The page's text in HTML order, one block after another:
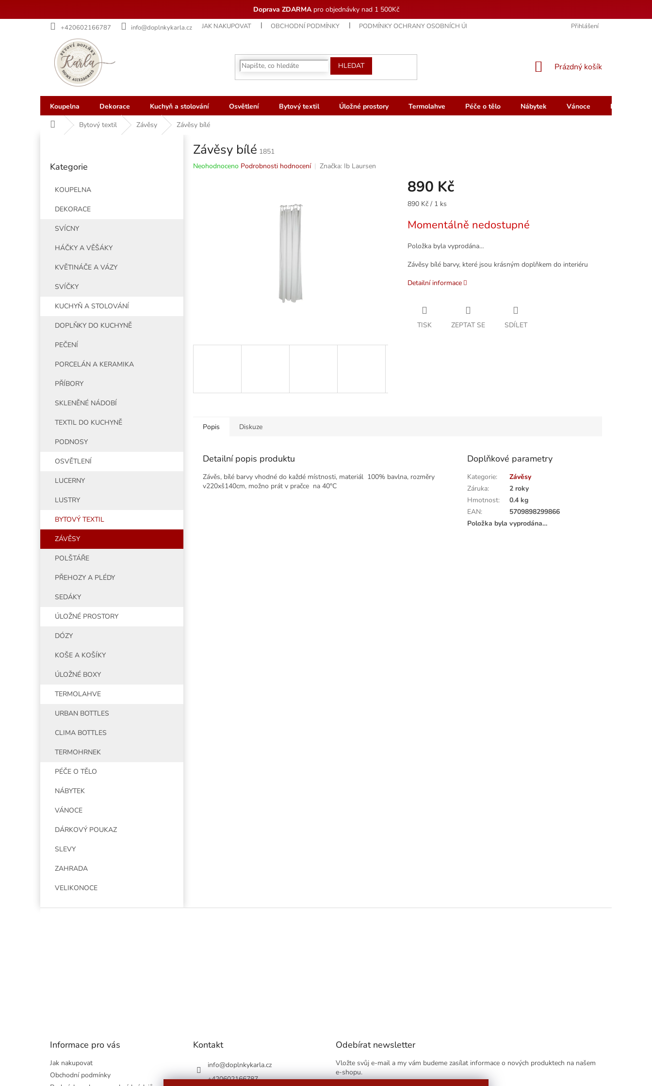
Doprava ZDARMApro objednávky nad 1 500Kč
+420602166787 info@doplnkykarla.cz JAK NAKUPOVAT OBCHODNÍ PODMÍNKY PODMÍNKY OCHRANY OSOBNÍCH ÚDAJŮ HODNOCENÍ OBCHODU
Přihlášení
HLEDAT
NÁKUPNÍ
Prázdný košík
Koupelna Dekorace Kuchyň a stolování Osvětlení Bytový textil Úložné prostory Termolahve Péče o tělo Nábytek Vánoce
Dárkový
Domů Bytový textil Závěsy Závěsy bílé
kategorie
Kategorie
KOUPELNA
DEKORACE
SVÍCNY
HÁČKY A VĚŠÁKY
KVĚTINÁČE A VÁZY
SVÍČKY
KUCHYŇ A STOLOVÁNÍ
DOPLŇKY DO KUCHYNĚ
PEČENÍ
PORCELÁN A KERAMIKA
PŘÍBORY
SKLENĚNÉ NÁDOBÍ
TEXTIL DO KUCHYNĚ
PODNOSY
OSVĚTLENÍ
LUCERNY
LUSTRY
BYTOVÝ TEXTIL
ZÁVĚSY
POLŠTÁŘE
PŘEHOZY A PLÉDY
SEDÁKY
ÚLOŽNÉ PROSTORY
DÓZY
KOŠE A KOŠÍKY
ÚLOŽNÉ BOXY
TERMOLAHVE
URBAN BOTTLES
CLIMA BOTTLES
TERMOHRNEK
PÉČE O TĚLO
NÁBYTEK
VÁNOCE
DÁRKOVÝ POUKAZ
SLEVY
ZAHRADA
VELIKONOCE
Závěsy bílé 1851
Průměrné
Neohodnoceno Podrobnosti hodnocení Značka: Ib Laursen
890 Kč
Měrná
890 Kč / 1 ks
Momentálně nedostupné
Položka byla vyprodána…
Závěsy bílé barvy, které jsou krásným doplňkem do interiéru
Detailní informace
TISK ZEPTAT SE SDÍLET
Popis Diskuze
Detailní popis produktu
Závěs, bílé barvy vhodné do každé místnosti, materiál 100% bavlna, rozměry
v220xš140cm, možno prát v pračce na 40°C
Doplňkové parametry
Kategorie:
Závěsy
Záruka:
2 roky
Hmotnost:
0.4 kg
EAN:
5709898299866
Položka byla vyprodána…
Informace pro vás
Jak nakupovat
Obchodní podmínky
Kontakt
info@doplnkykarla.cz
+420602166787
Odebírat newsletter
Vložte svůj e-mail a my vám budeme zasílat informace o nových produktech na našem
e-shopu.